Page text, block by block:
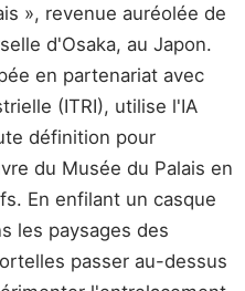
», revenue auréolée de
d'Osaka, au Japon.
en partenariat avec
(ITRI), utilise l'IA
définition pour
du Musée du Palais en
En enfilant un casque
les paysages des
passer au-dessus